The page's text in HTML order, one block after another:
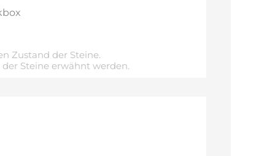
Zustand der Steine.
Steine erwähnt werden.